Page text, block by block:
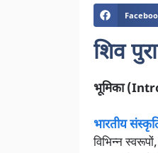
शिव
भूमिका
भारतीय
विभिन्न